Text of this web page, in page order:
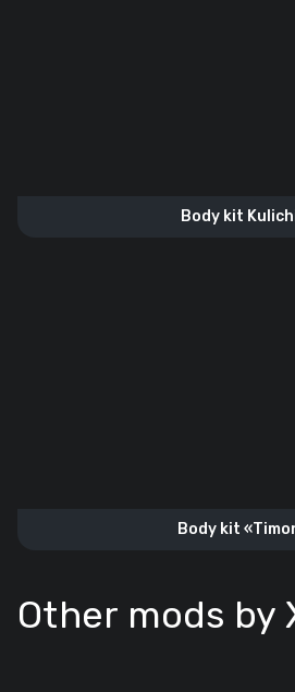
Body kit
Body kit
Other mods by